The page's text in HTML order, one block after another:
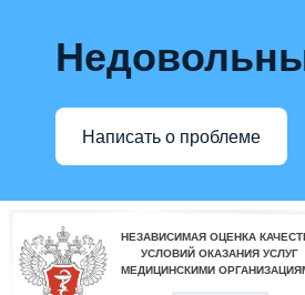
Написать о проблеме